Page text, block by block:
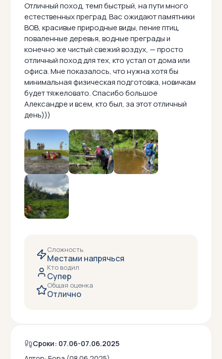
Отличный поход, темп быстрый, на пути много
естественных преград. Вас ожидают памятники
ВОВ, красивые природные виды, пение птиц,
поваленные деревья, водные преграды и
конечно же чистый свежий воздух, — просто
отличный поход для тех, кто устал от дома или
офиса. Мне показалось, что нужна хотя бы
минимальная физическая подготовка, новичкам
будет тяжеловато. Спасибо большое
Александре и всем, кто был, за этот отличный
день)))
Сложность
Местами напрячься
Кто водил
Супер
Общая оценка
Отлично
Сроки: 07.06-07.06.2025